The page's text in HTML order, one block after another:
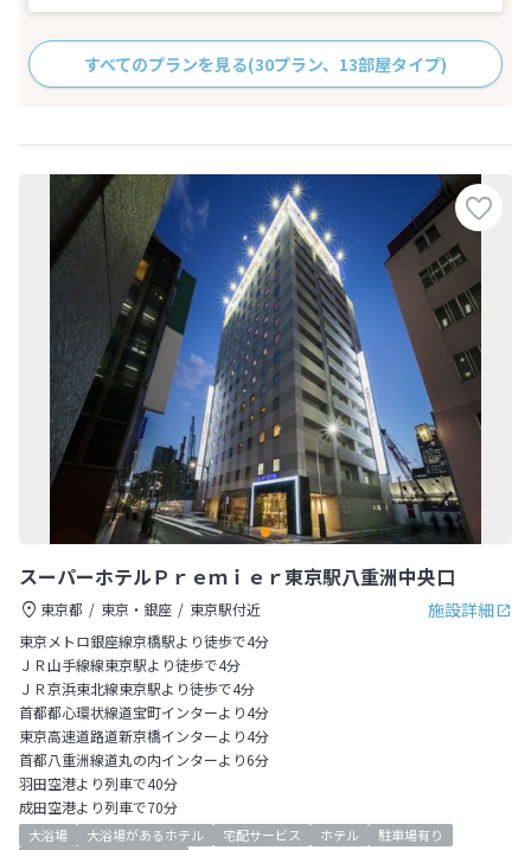
すべてのプランを見る(30プラン、13部屋タイプ)
スーパーホテルＰｒｅｍｉｅｒ東京駅八重洲中央口
施設詳細
東京都 東京・銀座
東京駅付近
東京メトロ銀座線京橋駅より徒歩で4分
ＪＲ山手線線東京駅より徒歩で4分
ＪＲ京浜東北線東京駅より徒歩で4分
首都都心環状線道宝町インターより4分
東京高速道路道新京橋インターより4分
首都八重洲線道丸の内インターより6分
羽田空港より列車で40分
成田空港より列車で70分
大浴場 大浴場があるホテル 宅配サービス ホテル
駐車場有り